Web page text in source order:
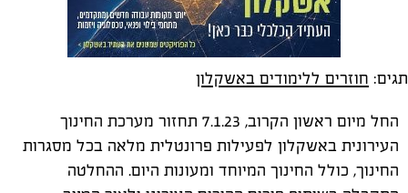
תגים: חוזרים ללימודים באשקלון
החל מיום ראשון הקרוב, 7.1.23 תחזור מערכת החינוך
העירונית באשקלון לפעילות פרונטלית מלאה בכל מסגרות
החינוך, כולל החינוך המיוחד ומעונות היום. ההחלטה